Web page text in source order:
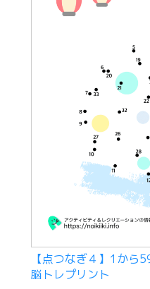
【点つなぎ４】1から
脳トレプリント